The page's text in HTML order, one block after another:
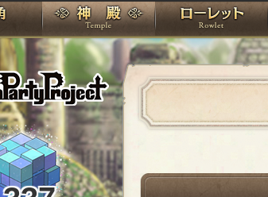
PandoraPartyProject
TOP 神殿